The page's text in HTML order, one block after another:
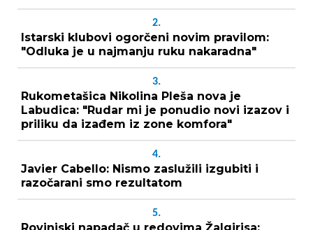
2.
Istarski klubovi ogorčeni novim pravilom:
"Odluka je u najmanju ruku nakaradna"
3.
Rukometašica Nikolina Pleša nova je
Labudica: "Rudar mi je ponudio novi izazov i
priliku da izađem iz zone komfora"
4.
Javier Cabello: Nismo zaslužili izgubiti i
razočarani smo rezultatom
5.